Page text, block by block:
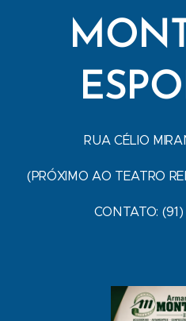
RUA CÉLIO
(PRÓXIMO AO TEATRO
CONTATO: